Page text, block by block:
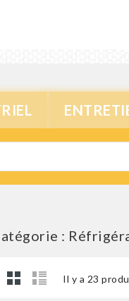
:
Il y a 23